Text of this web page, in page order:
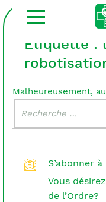
Ouvrir
la
site
Étiquette :
Malheureusement,
S’abonner
Vous
de l’Ordre?